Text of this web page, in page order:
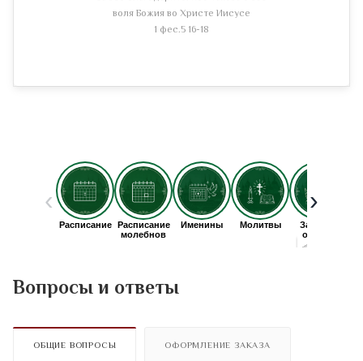
воля Божия во Христе Иисусе
1 фес.5 16-18
Вопросы и ответы
ОБЩИЕ ВОПРОСЫ ОФОРМЛЕНИЕ ЗАКАЗА